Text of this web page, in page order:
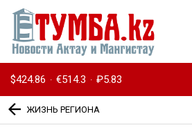
$424.86 · €514.3 · ₽5.83
ЖИЗНЬ РЕГИОНА